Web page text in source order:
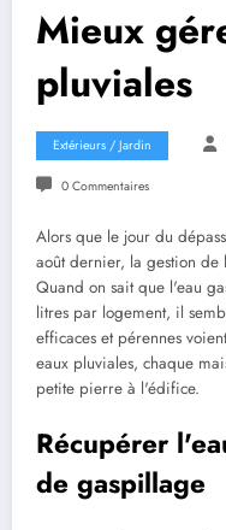
Mieux
pluviales
Extérieurs / Jardin
0 Commentaires
Alors que le jour du
août dernier, la gestion
Quand on sait que l'eau
litres par logement, il
efficaces et pérennes
eaux pluviales, chaque
petite pierre à l'édifice.
Récupérer
de gaspillage